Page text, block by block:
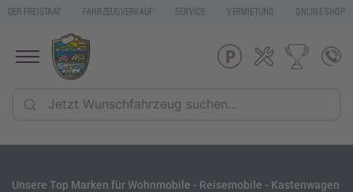
DER FREISTAAT FAHRZEUGVERKAUF SERVICE VERMIETUNG ONLINE SHOP
Unsere Top Marken für Wohnmobile - Reisemobile - Kastenwagen